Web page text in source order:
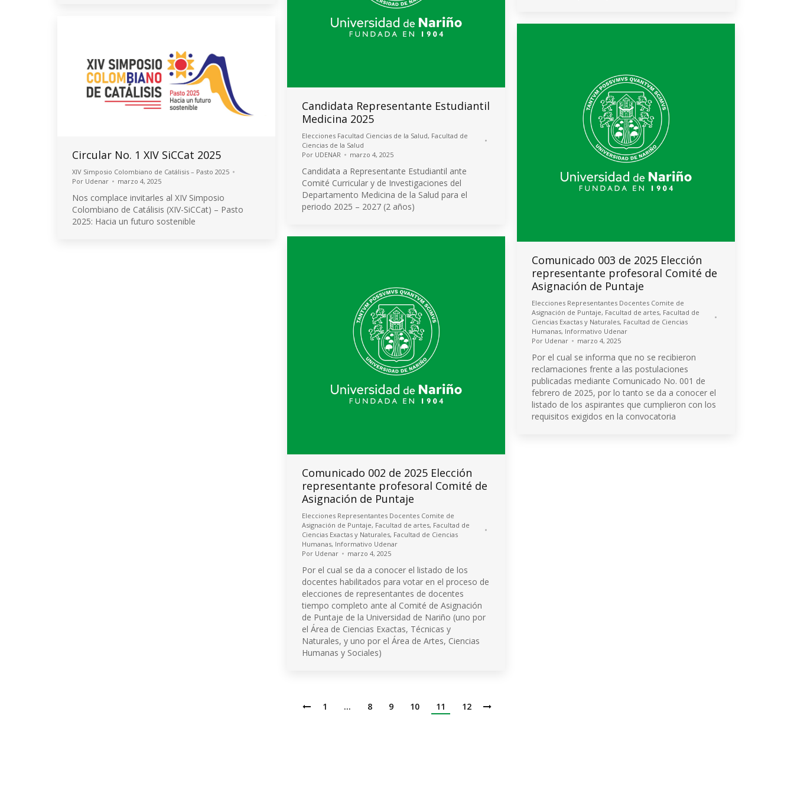
Candidata Representante Estudiantil
Medicina 2025
Elecciones Facultad Ciencias de la Salud, Facultad de
Ciencias de la Salud
Por UDENAR marzo 4, 2025
Candidata a Representante Estudiantil ante
Comité Curricular y de Investigaciones del
Departamento Medicina de la Salud para el
periodo 2025 – 2027 (2 años)
Circular No. 1 XIV SiCCat 2025
XIV Simposio Colombiano de Catálisis – Pasto 2025
Por Udenar marzo 4, 2025
Nos complace invitarles al XIV Simposio
Colombiano de Catálisis (XIV-SiCCat) – Pasto
2025: Hacia un futuro sostenible
Comunicado 003 de 2025 Elección
representante profesoral Comité de
Asignación de Puntaje
Elecciones Representantes Docentes Comite de
Asignación de Puntaje, Facultad de artes, Facultad de
Ciencias Exactas y Naturales, Facultad de Ciencias
Humanas, Informativo Udenar
Por Udenar marzo 4, 2025
Por el cual se informa que no se recibieron
reclamaciones frente a las postulaciones
publicadas mediante Comunicado No. 001 de
febrero de 2025, por lo tanto se da a conocer el
listado de los aspirantes que cumplieron con los
requisitos exigidos en la convocatoria
Comunicado 002 de 2025 Elección
representante profesoral Comité de
Asignación de Puntaje
Elecciones Representantes Docentes Comite de
Asignación de Puntaje, Facultad de artes, Facultad de
Ciencias Exactas y Naturales, Facultad de Ciencias
Humanas, Informativo Udenar
Por Udenar marzo 4, 2025
Por el cual se da a conocer el listado de los
docentes habilitados para votar en el proceso de
elecciones de representantes de docentes
tiempo completo ante al Comité de Asignación
de Puntaje de la Universidad de Nariño (uno por
el Área de Ciencias Exactas, Técnicas y
Naturales, y uno por el Área de Artes, Ciencias
Humanas y Sociales)
1 … 8 9 10 11 12